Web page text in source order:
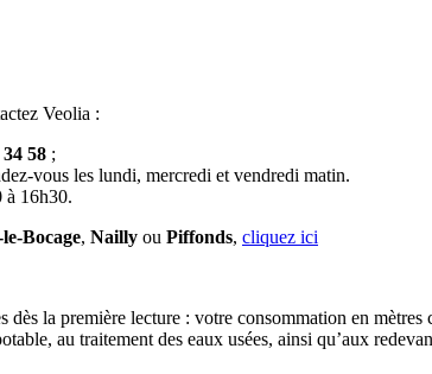
Veolia :
58 ;
vous les lundi, mercredi et vendredi matin.
à 16h30.
Bocage, Nailly ou Piffonds, cliquez ici
la première lecture : votre consommation en
au traitement des eaux usées, ainsi qu’aux